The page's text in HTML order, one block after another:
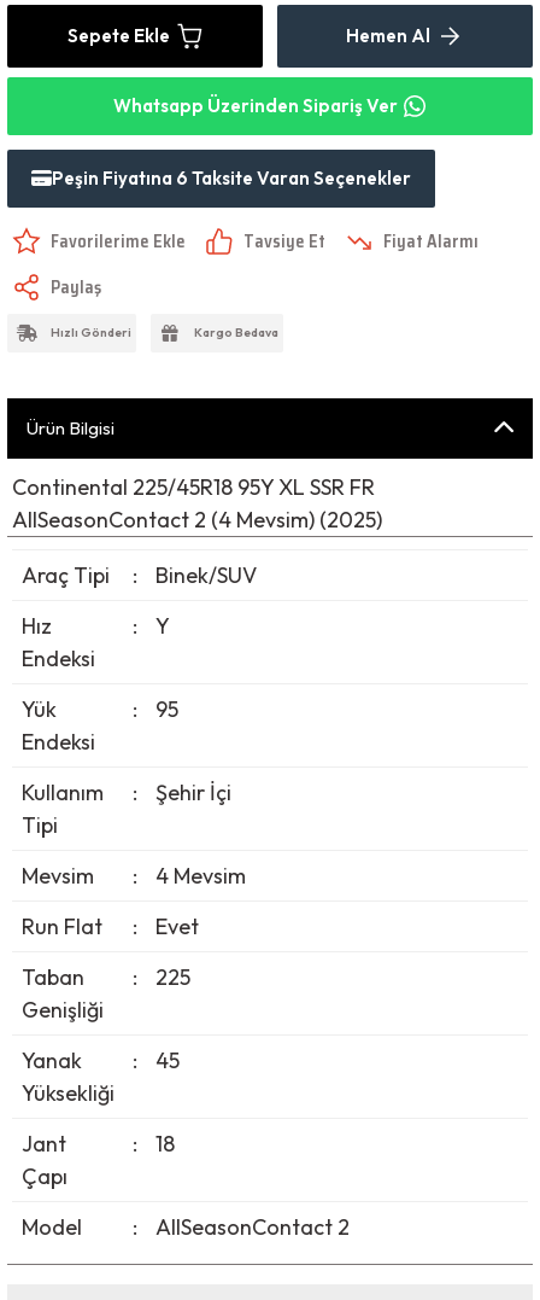
Sepete Ekle Hemen Al
Whatsapp Üzerinden Sipariş Ver
Peşin Fiyatına 6 Taksite Varan Seçenekler
Tavsiye Et
Fiyat Alarmı
Paylaş
Hızlı Gönderi Kargo Bedava
Ürün Bilgisi
Continental 225/45R18 95Y XL SSR FR
AllSeasonContact 2 (4 Mevsim) (2025)
Araç Tipi
:
Binek/SUV
Hız
Endeksi
: Y
Yük
Endeksi
: 95
Kullanım
Tipi
: Şehir İçi
Mevsim :
4 Mevsim
Run Flat
:
Evet
Taban
Genişliği
: 225
Yanak
Yüksekliği
: 45
Jant
Çapı
: 18
Model : AllSeasonContact 2